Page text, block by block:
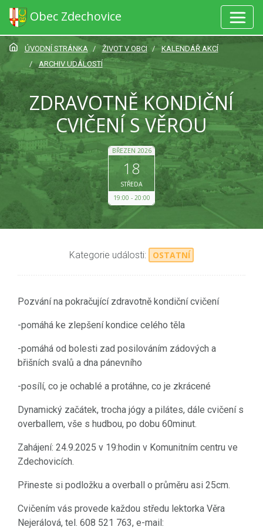
Obec Zdechovice
ÚVODNÍ STRÁNKA ŽIVOT V OBCI
KALENDÁŘ AKCÍ
ARCHIV UDÁLOSTÍ
ZDRAVOTNĚ KONDIČNÍ
CVIČENÍ S VĚROU
BŘEZEN 2026
18
STŘEDA
19:00
20:00
Kategorie události: OSTATNÍ
Pozvání na pokračující zdravotně kondiční cvičení
-pomáhá ke zlepšení kondice celého těla
-pomáhá od bolesti zad posilováním zádových a
břišních svalů a dna pánevního
-posílí, co je ochablé a protáhne, co je zkrácené
Dynamický začátek, trocha jógy a pilátes, dále cvičení s
overballem, vše s hudbou, po dobu 60minut.
Zahájení: 24.9.2025 v 19:hodin v Komunitním centru ve
Zdechovicích.
Přineste si podložku a overball o průměru asi 25cm.
Cvičením vás provede každou středu lektorka Věra
Nejerálová, tel. 608 521 763, e-mail: